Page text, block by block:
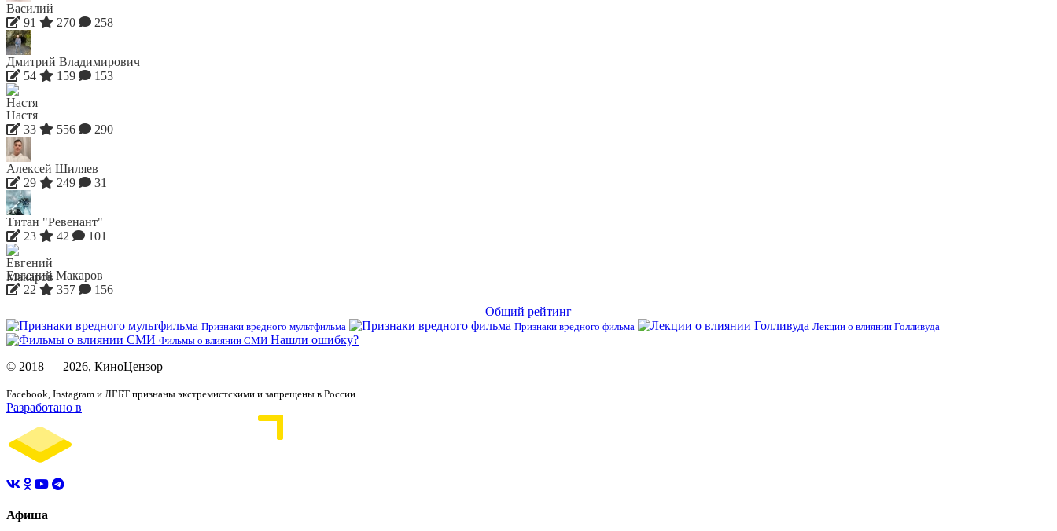
Василий
91
270 258
Дмитрий Владимирович
54
159 153
Настя
33
556 290
Алексей Шиляев
29
249 31
Титан "Ревенант"
23
42 101
Евгений Макаров
22
357
156
Общий рейтинг
Признаки вредного мультфильма Признаки вредного фильма
Лекции о влиянии Голливуда
Фильмы о влиянии СМИ Нашли ошибку?
© 2018 — 2026, КиноЦензор
Facebook, Instagram и ЛГБТ признаны экстремистскими и запрещены в России.
Разработано в
Афиша